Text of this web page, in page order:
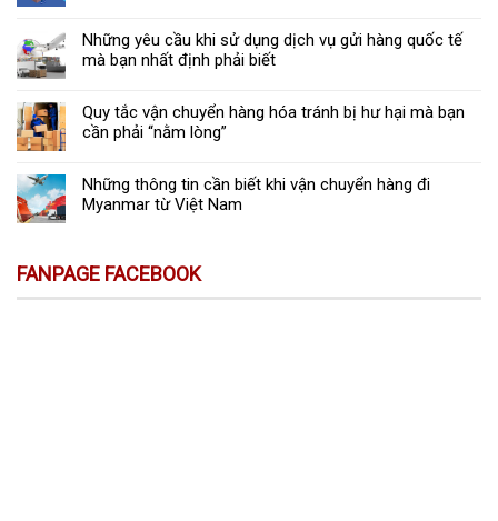
Những yêu cầu khi sử dụng dịch vụ gửi hàng quốc tế
mà bạn nhất định phải biết
Quy tắc vận chuyển hàng hóa tránh bị hư hại mà bạn
cần phải “nằm lòng”
Những thông tin cần biết khi vận chuyển hàng đi
Myanmar từ Việt Nam
FANPAGE FACEBOOK